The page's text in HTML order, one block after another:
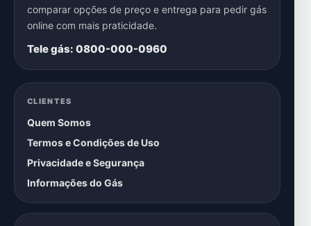
comparar opções de preço e entrega para pedir gás
online com mais praticidade.
Tele gás: 0800-000-0960
CLIENTES
Quem Somos
Termos e Condições de Uso
Privacidade e Segurança
Informações do Gás